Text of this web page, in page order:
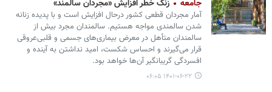
جامعه زنگ خطر افزایش «مجردان سالمند»
آمار مجردان قطعی کشور درحال افزایش است و با پدیده زنانه
شدن سالمندی مواجه هستیم. سالمندان مجرد بیش از
سالمندان متأهل در معرض بیماری‌های جسمی و قلبی‌عروقی
قرار می‌گیرند و احساس شکست، امید نداشتن به آینده و
افسردگی گریبانگیر آن‌ها خواهد بود.
۱۴۰۱-۰۶-۲۲ ۰۶:۰۵